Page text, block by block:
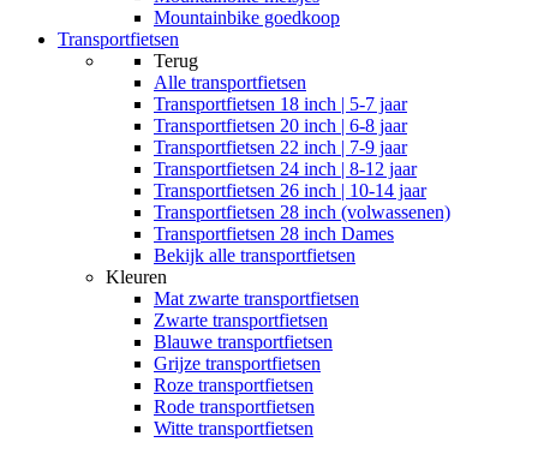
Mountainbike goedkoop
Transportfietsen
Terug
Alle transportfietsen
Transportfietsen 18 inch | 5-7 jaar
Transportfietsen 20 inch | 6-8 jaar
Transportfietsen 22 inch | 7-9 jaar
Transportfietsen 24 inch | 8-12 jaar
Transportfietsen 26 inch | 10-14 jaar
Transportfietsen 28 inch (volwassenen)
Transportfietsen 28 inch Dames
Bekijk alle transportfietsen
Kleuren
Mat zwarte transportfietsen
Zwarte transportfietsen
Blauwe transportfietsen
Grijze transportfietsen
Roze transportfietsen
Rode transportfietsen
Witte transportfietsen